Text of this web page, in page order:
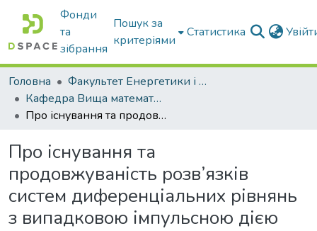
Фонди
та
зібрання
Пошук за
критеріями
Статистика
Головна
Факультет Енергетики і комп'ютерних технологій
Кафедра Вища математика та фізика
Про існування та продовжуваність розв’язків систем диференціальних рівнянь з випадковою імпульсною дією
Про існування та
продовжуваність розв’язків
систем диференціальних рівнянь
з випадковою імпульсною дією